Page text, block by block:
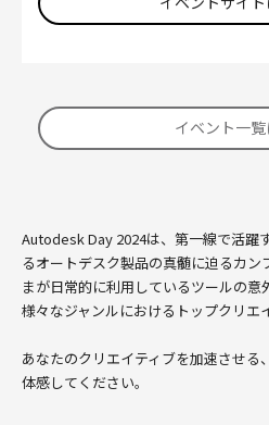
イベント一
Autodesk Day 2024は、第一線で活躍
るオートデスク製品の真髄に迫るカン
まが日常的に利用しているツールの
様々なジャンルにおけるトップクリエ
あなたのクリエイティブを加速させる
体感してください。